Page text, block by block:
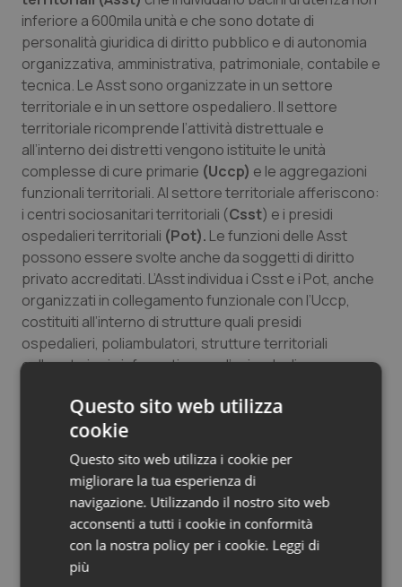
inferiore a 600mila unità e che sono dotate di
personalità giuridica di diritto pubblico e di autonomia
organizzativa, amministrativa, patrimoniale, contabile e
tecnica. Le Asst sono organizzate in un settore
territoriale e in un settore ospedaliero. Il settore
territoriale ricomprende l’attività distrettuale e
all’interno dei distretti vengono istituite le unità
complesse di cure primarie (Uccp) e le aggregazioni
funzionali territoriali. Al settore territoriale afferiscono:
i centri sociosanitari territoriali (Csst) e i presidi
ospedalieri territoriali (Pot). Le funzioni delle Asst
possono essere svolte anche da soggetti di diritto
privato accreditati. L’Asst individua i Csst e i Pot, anche
organizzati in collegamento funzionale con l’Uccp,
costituiti all’interno di strutture quali presidi
ospedalieri, poliambulatori, strutture territoriali
collegate in via informatica con l’azienda di
L’art 10 si occupa delle
libera scelta e dai medici di continuità assistenziale.
Rientrano tra le forme organizzative dell’assistenza
primaria le aggregazioni funzionali territoriali di medici
di medicina generale e pediatri di famiglia(Aft)
individuano le Ast tenendo conto del bacino territoriale
interdistrettuale, dell’ubicazione dei singoli studi medici
Questo sito web utilizza
cookie
Questo sito web utilizza i cookie per
migliorare la tua esperienza di
navigazione. Utilizzando il nostro sito web
acconsenti a tutti i cookie in conformità
con la nostra policy per i cookie. Leggi di
più